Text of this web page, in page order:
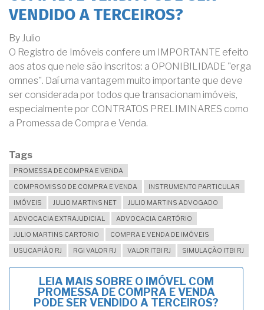
VENDIDO A TERCEIROS?
By Julio
O Registro de Imóveis confere um IMPORTANTE efeito
aos atos que nele são inscritos: a OPONIBILIDADE "erga
omnes". Daí uma vantagem muito importante que deve
ser considerada por todos que transacionam imóveis,
especialmente por CONTRATOS PRELIMINARES como
a Promessa de Compra e Venda.
Tags
PROMESSA DE COMPRA E VENDA
COMPROMISSO DE COMPRA E VENDA
INSTRUMENTO PARTICULAR
IMÓVEIS
JULIO MARTINS NET
JULIO MARTINS ADVOGADO
ADVOCACIA EXTRAJUDICIAL
ADVOCACIA CARTÓRIO
JULIO MARTINS CARTORIO
COMPRA E VENDA DE IMÓVEIS
USUCAPIÃO RJ
RGI VALOR RJ VALOR ITBI RJ SIMULAÇÃO ITBI RJ
LEIA MAIS SOBRE O IMÓVEL COM
PROMESSA DE COMPRA E VENDA
PODE SER VENDIDO A TERCEIROS?